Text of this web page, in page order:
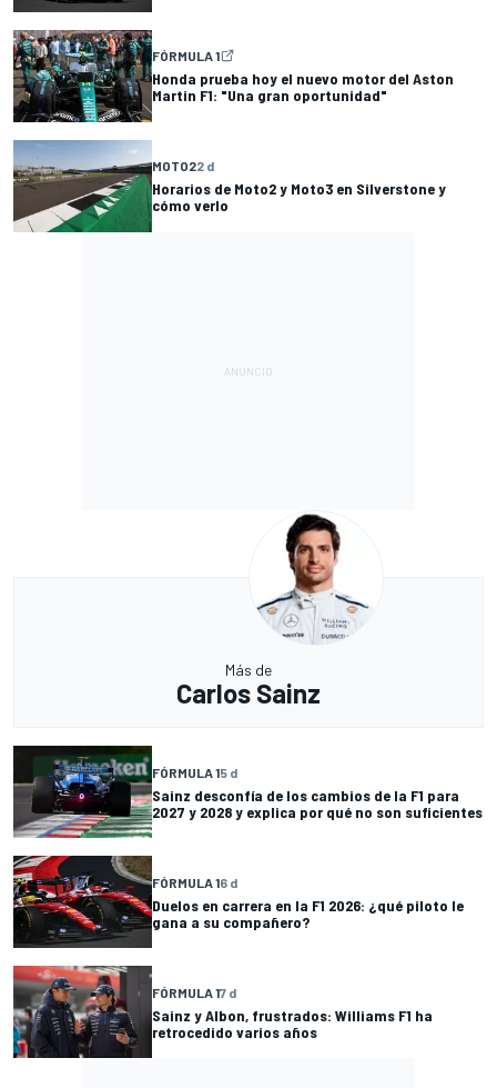
FÓRMULA 1
Honda prueba hoy el nuevo motor del Aston
Martin F1: "Una gran oportunidad"
MOTO22 d
Horarios de Moto2 y Moto3 en Silverstone y
cómo verlo
Más de
Carlos Sainz
FÓRMULA 15 d
Sainz desconfía de los cambios de la F1 para
2027 y 2028 y explica por qué no son suficientes
FÓRMULA 16 d
Duelos en carrera en la F1 2026: ¿qué piloto le
gana a su compañero?
FÓRMULA 17 d
Sainz y Albon, frustrados: Williams F1 ha
retrocedido varios años